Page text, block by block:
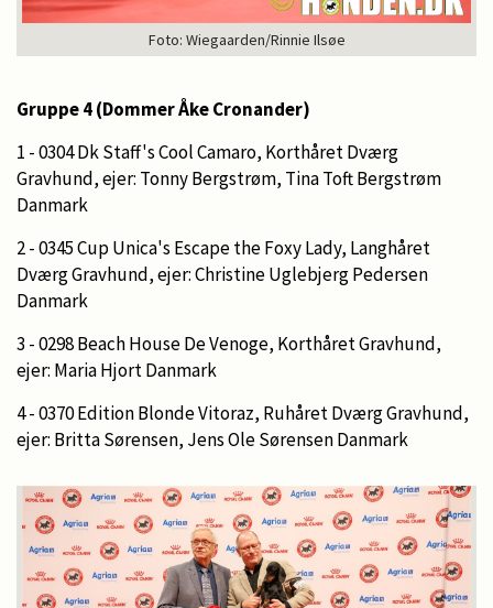
Foto: Wiegaarden/Rinnie Ilsøe
Gruppe 4 (Dommer Åke Cronander)
1 - 0304 Dk Staff's Cool Camaro, Korthåret Dværg
Gravhund, ejer: Tonny Bergstrøm, Tina Toft Bergstrøm
Danmark
2 - 0345 Cup Unica's Escape the Foxy Lady, Langhåret
Dværg Gravhund, ejer: Christine Uglebjerg Pedersen
Danmark
3 - 0298 Beach House De Venoge, Korthåret Gravhund,
ejer: Maria Hjort Danmark
4 - 0370 Edition Blonde Vitoraz, Ruhåret Dværg Gravhund,
ejer: Britta Sørensen, Jens Ole Sørensen Danmark